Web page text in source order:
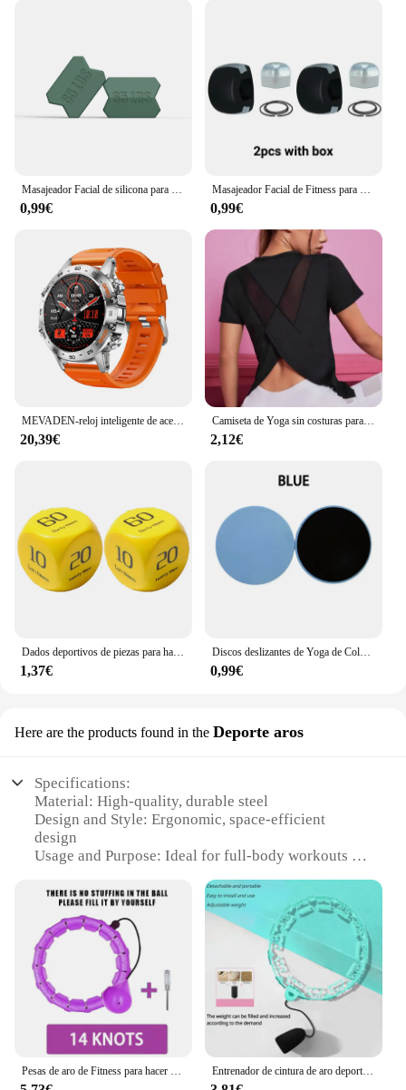
0,99€ 0,99€
20,39€
Camiseta de Yoga sin costuras para mujer, Top corto de Fitness para mujer, camisetas de entrenamiento de gimnasia, camisetas atléticas de manga corta para Yoga, ropa deportiva
2,12€
1,37€
Discos deslizantes de Yoga de Color sólido, almohadillas deslizantes para pies, equipo de entrenamiento para entrenamiento Abdominal, moldeador corporal, 2 piezas
0,99€
Here are the products found in the Deporte aros
Specifications:
Material: High-quality, durable steel
Design and Style: Ergonomic, space-efficient
design
Usage and Purpose: Ideal for full-body workouts at
Performance and Property: Sturdy, supports up to
250kg
Parts and Accessories: Comes with a set of
adjustable resistance bands
Applicable People: Suitable for all fitness levels
Features:
|Wholesale|Vendors|
**Unleash Your Fitness Potential at Home**
Entrenador de cintura de aro deportivo, equipo de Fitness portátil para adelgazar el vientre en casa, entretenimiento para culturismo